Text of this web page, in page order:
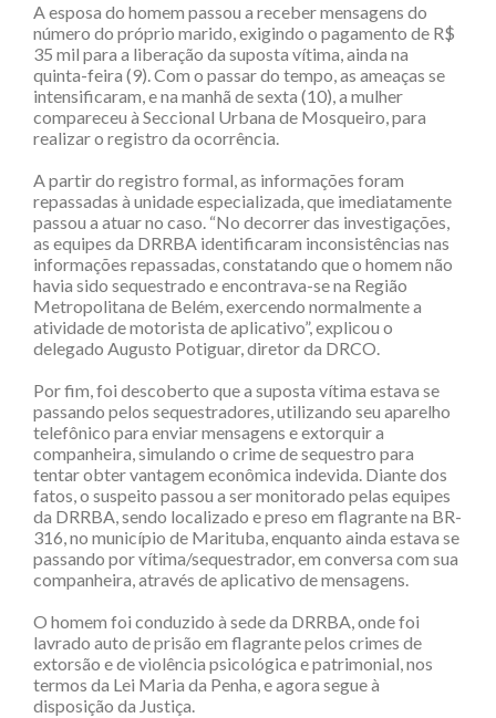
A esposa do homem passou a receber mensagens do
número do próprio marido, exigindo o pagamento de R$
35 mil para a liberação da suposta vítima, ainda na
quinta-feira (9). Com o passar do tempo, as ameaças se
intensificaram, e na manhã de sexta (10), a mulher
compareceu à Seccional Urbana de Mosqueiro, para
realizar o registro da ocorrência.
A partir do registro formal, as informações foram
repassadas à unidade especializada, que imediatamente
passou a atuar no caso. “No decorrer das investigações,
as equipes da DRRBA identificaram inconsistências nas
informações repassadas, constatando que o homem não
havia sido sequestrado e encontrava-se na Região
Metropolitana de Belém, exercendo normalmente a
atividade de motorista de aplicativo”, explicou o
delegado Augusto Potiguar, diretor da DRCO.
Por fim, foi descoberto que a suposta vítima estava se
passando pelos sequestradores, utilizando seu aparelho
telefônico para enviar mensagens e extorquir a
companheira, simulando o crime de sequestro para
tentar obter vantagem econômica indevida. Diante dos
fatos, o suspeito passou a ser monitorado pelas equipes
da DRRBA, sendo localizado e preso em flagrante na BR-
316, no município de Marituba, enquanto ainda estava se
passando por vítima/sequestrador, em conversa com sua
companheira, através de aplicativo de mensagens.
O homem foi conduzido à sede da DRRBA, onde foi
lavrado auto de prisão em flagrante pelos crimes de
extorsão e de violência psicológica e patrimonial, nos
termos da Lei Maria da Penha, e agora segue à
disposição da Justiça.